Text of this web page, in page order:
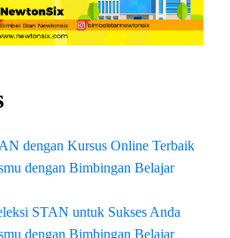
dengan Kursus Online Terbaik
dengan Bimbingan Belajar
STAN untuk Sukses Anda
dengan Bimbingan Belajar